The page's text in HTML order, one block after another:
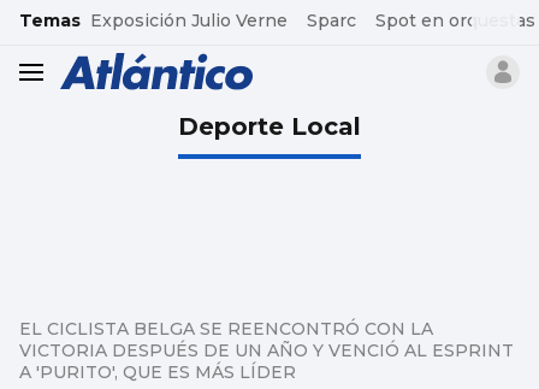
common.go-to-content
Temas Exposición Julio Verne Sparc Spot en orquestas
header.menu.open
Deporte Local
EL CICLISTA BELGA SE REENCONTRÓ CON LA
VICTORIA DESPUÉS DE UN AÑO Y VENCIÓ AL ESPRINT
A 'PURITO', QUE ES MÁS LÍDER